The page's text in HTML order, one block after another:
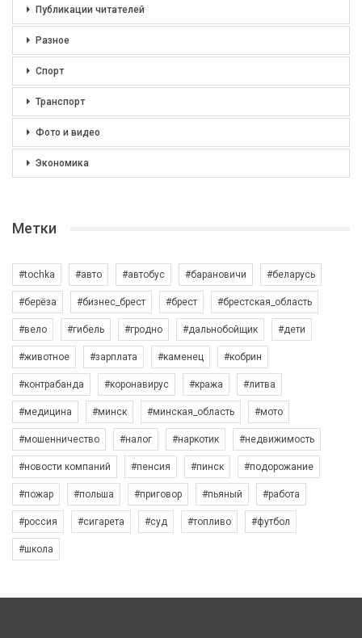
Публикации читателей
Разное
Спорт
Транспорт
Фото и видео
Экономика
Метки
#tochka #авто #автобус #барановичи #беларусь
#берёза #бизнес_брест #брест #брестская_область
#вело #гибель #гродно #дальнобойщик #дети
#животное #зарплата #каменец #кобрин
#контрабанда #коронавирус #кража #литва
#медицина #минск #минская_область #мото
#мошенничество #налог #наркотик #недвижимость
#новости компаний #пенсия #пинск #подорожание
#пожар #польша #приговор #пьяный #работа
#россия #сигарета #суд #топливо #футбол
#школа